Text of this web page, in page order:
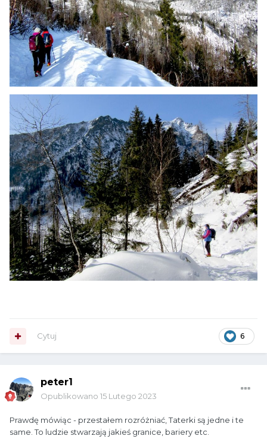
6
Cytuj
peter1
Opublikowano 15 Lutego 2023
Prawdę mówiąc - przestałem rozróżniać, Taterki są jedne i te
same. To ludzie stwarzają jakieś granice, bariery etc.